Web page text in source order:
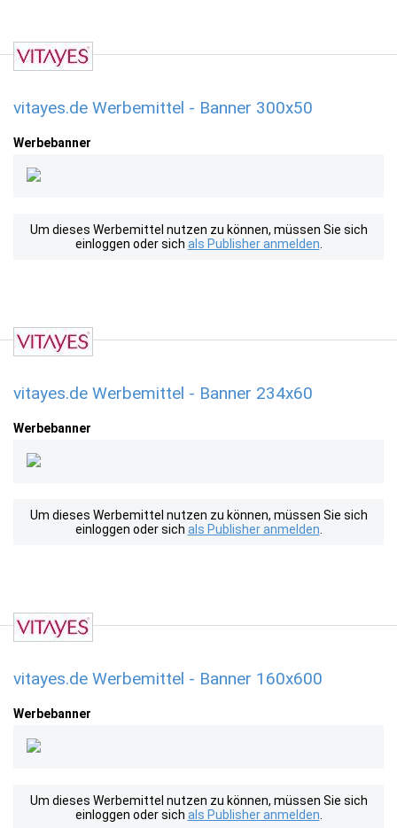
vitayes.de Werbemittel - Banner 300x50
Werbebanner
Um dieses Werbemittel nutzen zu können, müssen Sie sich
einloggen oder sich als Publisher anmelden
vitayes.de Werbemittel - Banner 234x60
Werbebanner
Um dieses Werbemittel nutzen zu können, müssen Sie sich
einloggen oder sich als Publisher anmelden
vitayes.de Werbemittel - Banner 160x600
Werbebanner
Um dieses Werbemittel nutzen zu können, müssen Sie sich
einloggen oder sich als Publisher anmelden